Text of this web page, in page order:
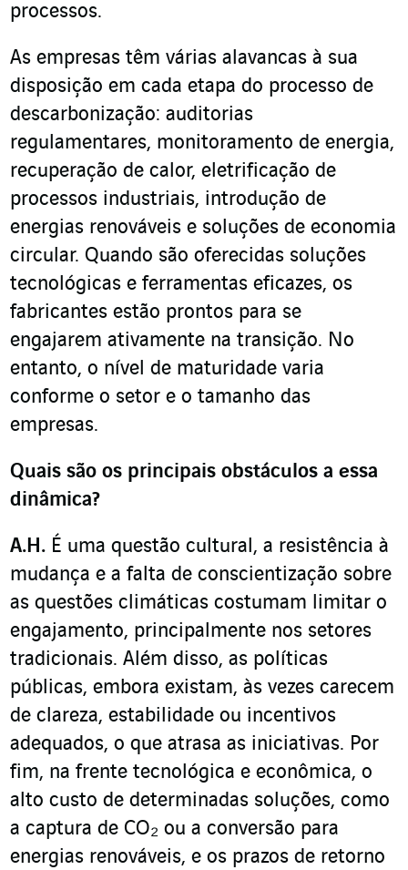
processos.
As empresas têm várias alavancas à sua
disposição em cada etapa do processo de
descarbonização: auditorias
regulamentares, monitoramento de energia,
recuperação de calor, eletrificação de
processos industriais, introdução de
energias renováveis e soluções de economia
circular. Quando são oferecidas soluções
tecnológicas e ferramentas eficazes, os
fabricantes estão prontos para se
engajarem ativamente na transição. No
entanto, o nível de maturidade varia
conforme o setor e o tamanho das
empresas.
Quais são os principais obstáculos a essa
dinâmica?
A.H. É uma questão cultural, a resistência à
mudança e a falta de conscientização sobre
as questões climáticas costumam limitar o
engajamento, principalmente nos setores
tradicionais. Além disso, as políticas
públicas, embora existam, às vezes carecem
de clareza, estabilidade ou incentivos
adequados, o que atrasa as iniciativas. Por
fim, na frente tecnológica e econômica, o
alto custo de determinadas soluções, como
a captura de CO₂ ou a conversão para
energias renováveis, e os prazos de retorno